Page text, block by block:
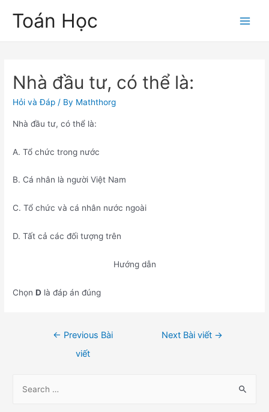
Toán Học
Nhà đầu tư, có thể là:
Hỏi và Đáp / By Maththorg
Nhà đầu tư, có thể là:
A. Tổ chức trong nước
B. Cá nhân là người Việt Nam
C. Tổ chức và cá nhân nước ngoài
D. Tất cả các đối tượng trên
Hướng dẫn
ChọnD là đáp án đúng
← Previous Bài
viết
Next Bài viết →